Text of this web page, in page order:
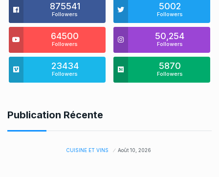
875541
Followers
5002
Followers
64500
Followers
50,254
Followers
23434
Followers
5870
Followers
Publication Récente
CUISINE ET VINS Août 10, 2026